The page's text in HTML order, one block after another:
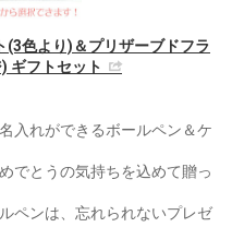
色より)＆プリザーブドフラ
ギフトセット
入れができるボールペン＆ケ
でとうの気持ちを込めて贈っ
ペンは、忘れられないプレゼ